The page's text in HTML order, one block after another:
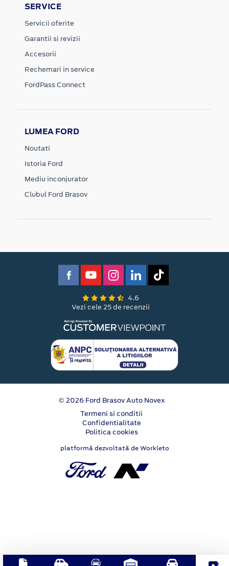
SERVICE
Servicii oferite
Garantii si revizii
Accesorii
Rechemari in service
FordPass Connect
LUMEA FORD
Noutati
Istoria Ford
Mediu inconjurator
Clubul Ford Brasov
4.6
Vezi cele 25 de recenzii
© 2026 Ford Brasov Auto Novex
Termeni si conditii
Confidentialitate
Politica cookies
platformă dezvoltată de Workleto